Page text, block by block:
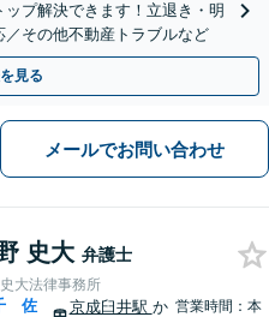
プ解決できます！立退き・明
その他不動産トラブルなど
見る
メールでお問い合わせ
史大 弁護士
大法律事務所
佐
京成臼井駅 か 営業時間：本